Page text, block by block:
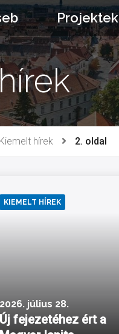
Projektek
Kiemelt hírek 2. oldal
KIEMELT HÍREK
2026. július 28.
Új fejezetéhez ért a